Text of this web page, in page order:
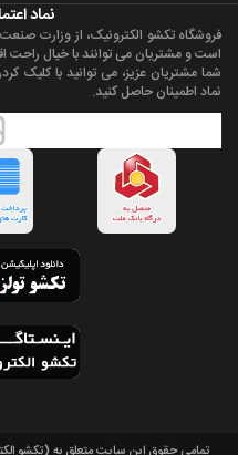
نماد
فروشگاه تکشو الکترونیک، از وزارت
است و مشتریان می توانند با خیال راحت
شما مشتریان عزیز، می توانید با کلیک
نماد اطمینان حاصل کنید.